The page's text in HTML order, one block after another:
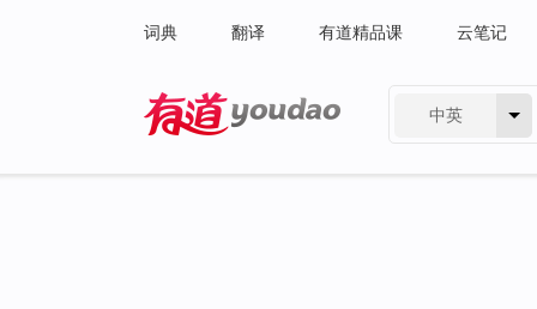
词典 翻译 有道精品课 云笔记
中英